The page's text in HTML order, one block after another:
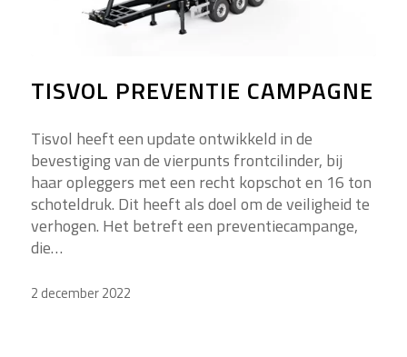
TISVOL PREVENTIE CAMPAGNE
Tisvol heeft een update ontwikkeld in de
bevestiging van de vierpunts frontcilinder, bij
haar opleggers met een recht kopschot en 16 ton
schoteldruk. Dit heeft als doel om de veiligheid te
verhogen. Het betreft een preventiecampange,
die…
2 december 2022